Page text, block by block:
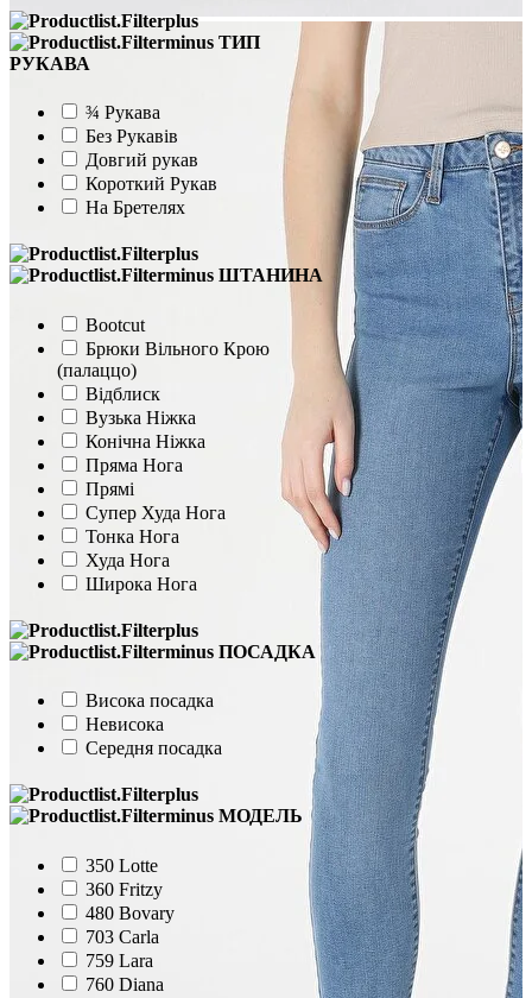
ТИП
РУКАВА
¾ Рукава
Без Рукавів
Довгий рукав
Короткий Рукав
На Бретелях
ШТАНИНА
Bootcut
Брюки Вільного Крою
(палаццо)
Відблиск
Вузька Ніжка
Конічна Ніжка
Пряма Нога
Прямі
Супер Худа Нога
Тонка Нога
Худа Нога
Широка Нога
ПОСАДКА
Висока посадка
Невисока
Середня посадка
МОДЕЛЬ
350 Lotte
360 Fritzy
480 Bovary
703 Carla
759 Lara
760 Diana